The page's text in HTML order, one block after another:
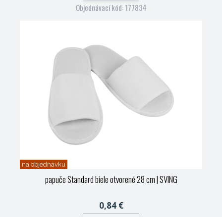
Objednávací kód: 177834
na objednávku
papuče Standard biele otvorené 28 cm| SVING
0,84 €